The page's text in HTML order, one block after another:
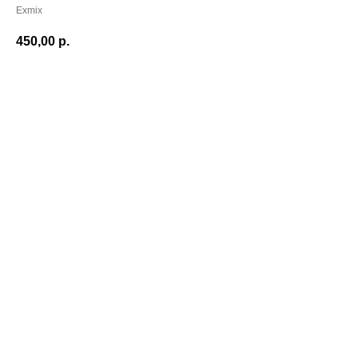
Exmix
450,00 р.